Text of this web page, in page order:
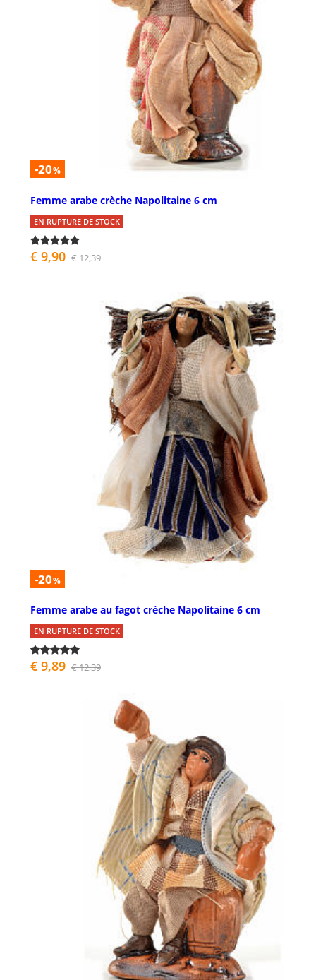
-20%
Femme arabe crèche Napolitaine 6 cm
EN RUPTURE DE STOCK
€ 9,90 € 12,39
-20%
Femme arabe au fagot crèche Napolitaine 6 cm
EN RUPTURE DE STOCK
€ 9,89 € 12,39